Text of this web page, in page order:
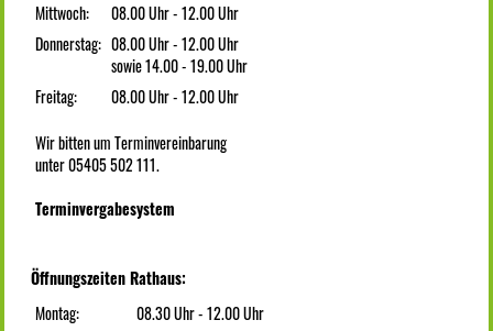
Mittwoch:
08.00 Uhr - 12.00 Uhr
Donnerstag: 08.00 Uhr - 12.00 Uhr
sowie 14.00 - 19.00 Uhr
Freitag:
08.00 Uhr - 12.00 Uhr
Wir bitten um Terminvereinbarung
unter 05405 502 111.
Terminvergabesystem
Öffnungszeiten Rathaus:
Montag:
08.30 Uhr - 12.00 Uhr